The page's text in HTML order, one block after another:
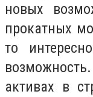
новых
прокатных
то
активах в